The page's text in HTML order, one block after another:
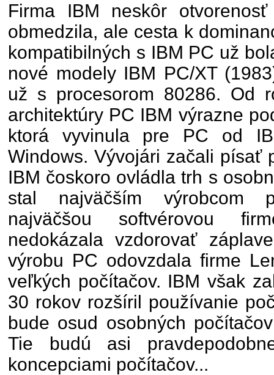
Firma IBM neskôr
obmedzila, ale cesta k
kompatibilných s IBM PC už
nové modely IBM PC/XT
už s procesorom 80286. Od
architektúry PC IBM výrazne
ktorá vyvinula pre PC od
Windows. Vývojári začali písať
IBM čoskoro ovládla trh s
stal najväčším výrobcom
najväčšou softvérovou
nedokázala vzdorovať
výrobu PC odovzdala firme
veľkých počítačov. IBM však
30 rokov rozšíril používanie
bude osud osobných
Tie budú asi
koncepciami počítačov...